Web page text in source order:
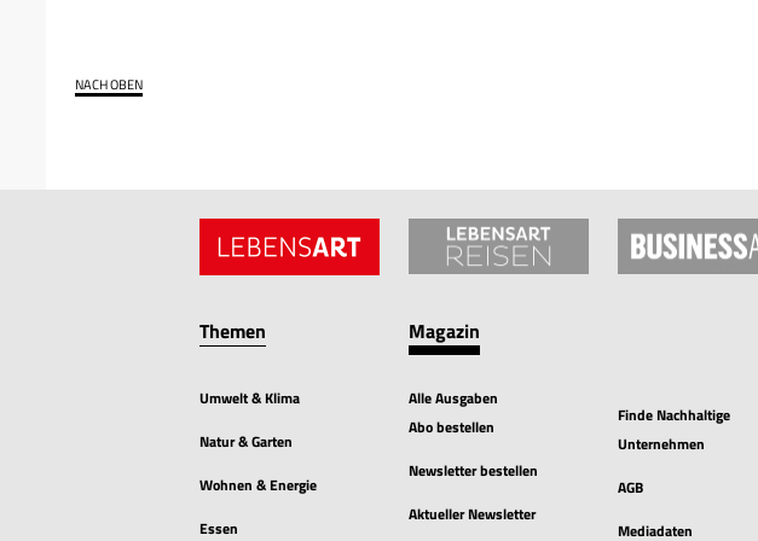
NACH OBEN
Themen
Umwelt & Klima
Natur & Garten
Wohnen & Energie
Essen
Magazin
Alle Ausgaben
Abo bestellen
Newsletter bestellen
Aktueller Newsletter
Finde Nachhaltige
Unternehmen
AGB
Mediadaten